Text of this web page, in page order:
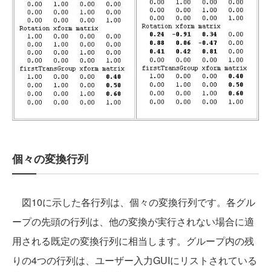
個々の変換行列
図10に示した各行列は、個々の変換行列です。各グル
ープの先頭の行列は、他の変換が実行されない場合に適
用される既定の変換行列に相当します。グループ内の残
りの4つの行列は、ユーザー入力GUIにリストされている